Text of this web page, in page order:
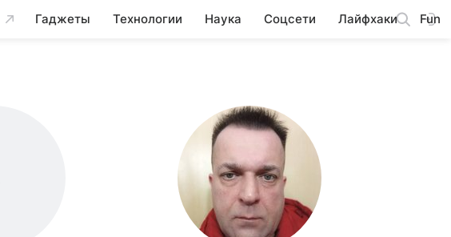
Гаджеты Технологии Наука Соцсети Лайфхаки Fun